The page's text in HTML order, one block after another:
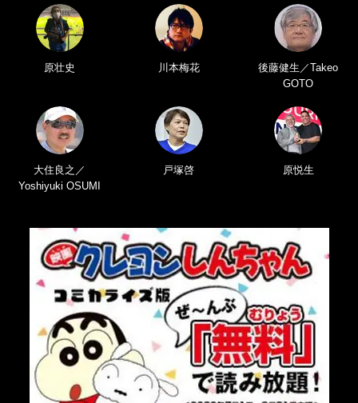
原壮史 川本梅花
後藤健生／Takeo
GOTO
大住良之／
Yoshiyuki OSUMI
戸塚啓 原悦生